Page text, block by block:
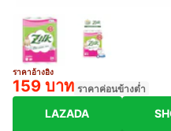
ราคาอ้างอิง
159 บาท ราคาค่อนข้างต่ำ
LAZADA